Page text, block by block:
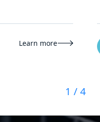
Learn more
1 / 4